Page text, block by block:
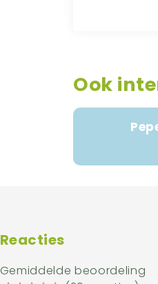
Ook
Reacties
Gemiddelde beoordeling